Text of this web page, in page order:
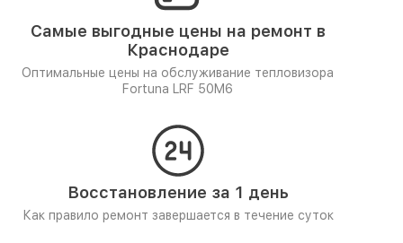
Самые выгодные цены на ремонт в
Краснодаре
Оптимальные цены на обслуживание тепловизора
Fortuna LRF 50M6
Восстановление за 1 день
Как правило ремонт завершается в течение суток